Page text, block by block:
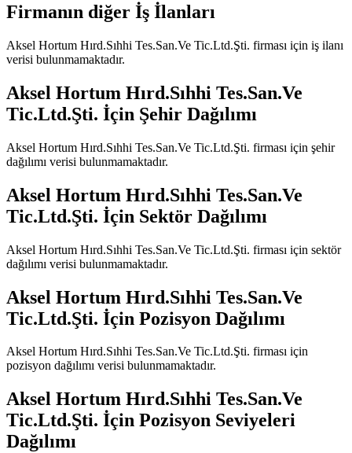
Firmanın diğer İş İlanları
Aksel Hortum Hırd.Sıhhi Tes.San.Ve Tic.Ltd.Şti. firması için iş ilanı
verisi bulunmamaktadır.
Aksel Hortum Hırd.Sıhhi Tes.San.Ve
Tic.Ltd.Şti. İçin Şehir Dağılımı
Aksel Hortum Hırd.Sıhhi Tes.San.Ve Tic.Ltd.Şti. firması için şehir
dağılımı verisi bulunmamaktadır.
Aksel Hortum Hırd.Sıhhi Tes.San.Ve
Tic.Ltd.Şti. İçin Sektör Dağılımı
Aksel Hortum Hırd.Sıhhi Tes.San.Ve Tic.Ltd.Şti. firması için sektör
dağılımı verisi bulunmamaktadır.
Aksel Hortum Hırd.Sıhhi Tes.San.Ve
Tic.Ltd.Şti. İçin Pozisyon Dağılımı
Aksel Hortum Hırd.Sıhhi Tes.San.Ve Tic.Ltd.Şti. firması için
pozisyon dağılımı verisi bulunmamaktadır.
Aksel Hortum Hırd.Sıhhi Tes.San.Ve
Tic.Ltd.Şti. İçin Pozisyon Seviyeleri
Dağılımı